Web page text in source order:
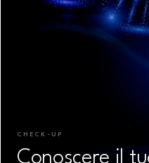
CHECK-UP
Conoscere il